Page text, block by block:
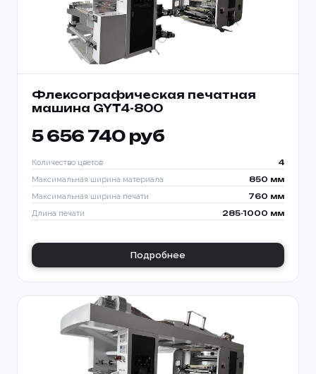
Флексографическая печатная
машина GYT4-800
5 656 740 руб
Количество цветов 4
Максимальная ширина материала 850 мм
Максимальная ширина печати 760 мм
Длина печати 285-1000 мм
Подробнее